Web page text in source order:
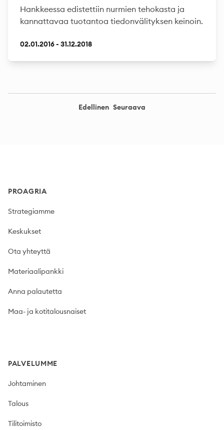
Hankkeessa edistettiin nurmien tehokasta ja
kannattavaa tuotantoa tiedonvälityksen keinoin.
02.01.2016 - 31.12.2018
Edellinen Seuraava
PROAGRIA
Strategiamme
Keskukset
Ota yhteyttä
Materiaalipankki
Anna palautetta
Maa- ja kotitalousnaiset
PALVELUMME
Johtaminen
Talous
Tilitoimisto